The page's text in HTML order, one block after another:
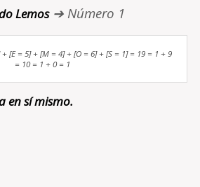
Lemos➔ Número 1
[E = 5] + [M = 4] + [O = 6] + [S = 1] = 19 = 1 + 9
= 10 = 1 + 0 = 1
en sí mismo.